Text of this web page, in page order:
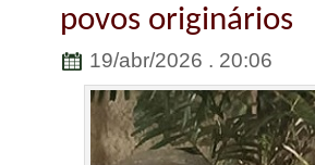
povos originários
19/abr/2026 . 20:06